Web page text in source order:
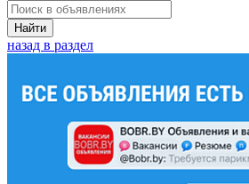
Найти
назад в раздел